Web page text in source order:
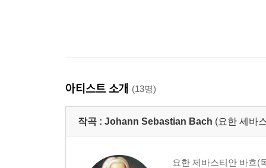
아티스트 소개 (13명)
작곡 : Johann Sebastian Bach (요한 세바
요한 제바스티안 바흐(